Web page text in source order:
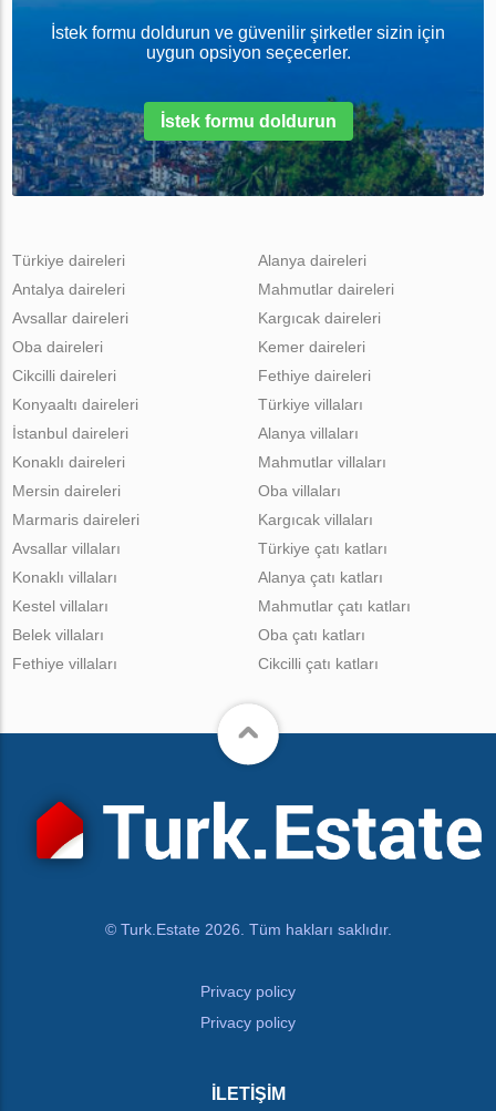
İstek formu doldurun ve güvenilir şirketler sizin için
uygun opsiyon seçecerler.
İstek formu doldurun
Türkiye daireleri
Antalya daireleri
Avsallar daireleri
Oba daireleri
Cikcilli daireleri
Alanya daireleri
Mahmutlar daireleri
Kargıcak daireleri
Kemer daireleri
Fethiye daireleri
Konyaaltı daireleri
İstanbul daireleri
Konaklı daireleri
Mersin daireleri
Marmaris daireleri
Türkiye villaları
Alanya villaları
Mahmutlar villaları
Oba villaları
Kargıcak villaları
Avsallar villaları
Konaklı villaları
Kestel villaları
Belek villaları
Fethiye villaları
Türkiye çatı katları
Alanya çatı katları
Mahmutlar çatı katları
Oba çatı katları
Cikcilli çatı katları
© Turk.Estate 2026. Tüm hakları saklıdır.
Privacy policy
Privacy policy
İLETIŞIM